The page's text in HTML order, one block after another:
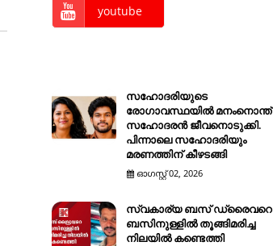
youtube
സഹോദരിയുടെ
രോഗാവസ്ഥയിൽ മനംനൊന്ത്
സഹോദരൻ ജീവനൊടുക്കി.
പിന്നാലെ സഹോദരിയും
മരണത്തിന് കീഴടങ്ങി
ഓഗസ്റ്റ് 02, 2026
സ്വകാര്യ ബസ് ഡ്രൈവറെ
ബസിനുള്ളിൽ തൂങ്ങിമരിച്ച
നിലയിൽ കണ്ടെത്തി